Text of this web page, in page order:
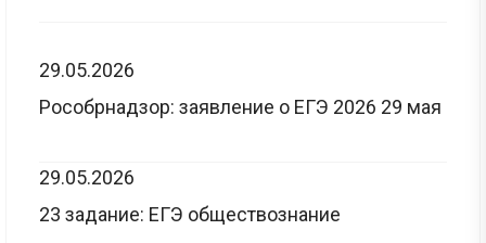
29.05.2026
Рособрнадзор: заявление о ЕГЭ 2026 29 мая
29.05.2026
23 задание: ЕГЭ обществознание